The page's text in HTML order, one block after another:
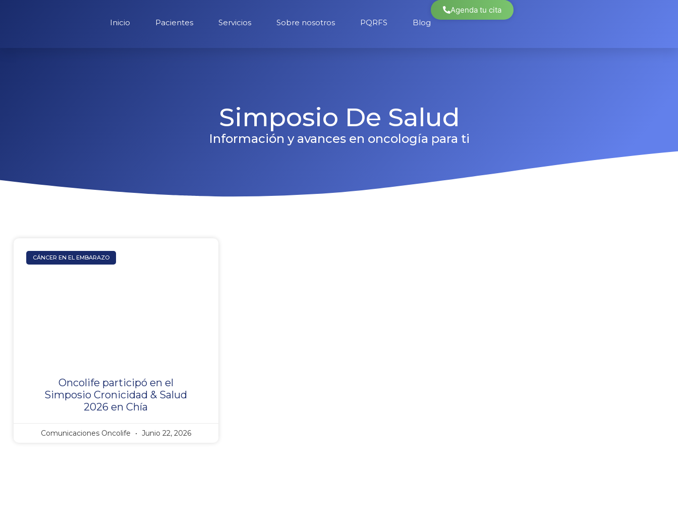
Inicio Pacientes Servicios Sobre nosotros PQRFS Blog
Agenda tu cita
Simposio De Salud
Información y avances en oncología para ti
CÁNCER EN EL EMBARAZO
Oncolife participó en el
Simposio Cronicidad & Salud
2026 en Chía
Comunicaciones Oncolife Junio 22, 2026